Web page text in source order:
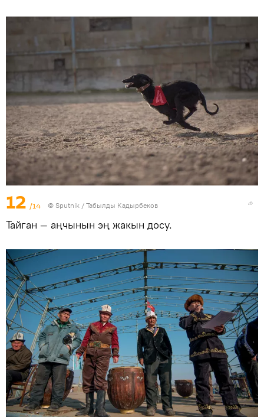
12 /14 © Sputnik / Табылды Кадырбеков
Тайган — аңчынын эң жакын досу.